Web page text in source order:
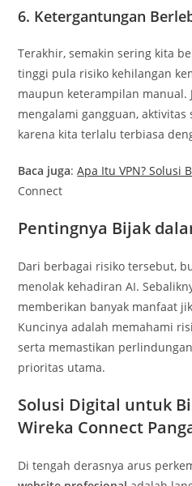
6. Ketergantungan
Terakhir, semakin sering kita
tinggi pula risiko kehilangan
maupun keterampilan manual.
mengalami gangguan,
karena kita terlalu terbiasa
Baca juga:Apa Itu VPN? Solusi
Connect
Pentingnya Bijak
Dari berbagai risiko tersebut,
menolak kehadiran AI.
memberikan banyak manfaat
Kuncinya adalah memahami
serta memastikan
prioritas utama.
Solusi Digital untuk
Wireka Connect
Di tengah derasnya arus